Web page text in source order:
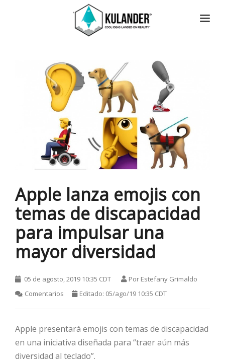
NOTICIAS
SERVICIOS
HOT
HOT
CONTACTO
Apple lanza emojis con
temas de discapacidad
para impulsar una
mayor diversidad
05 de agosto, 2019 10:35 CDT Por Estefany Grimaldo
Comentarios
Editado: 05/ago/19 10:35 CDT
Apple presentará emojis con temas de discapacidad
en una iniciativa diseñada para “traer aún más
diversidad al teclado”.